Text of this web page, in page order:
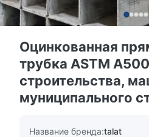
Оцинкованная
трубка ASTM
строительства,
муниципального
Название бренда:talat